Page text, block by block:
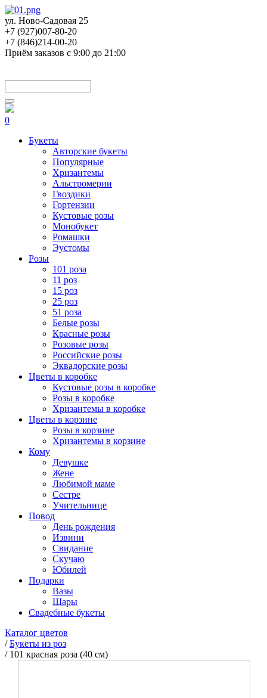
ул. Ново-Садовая 25
+7 (927)007-80-20
+7 (846)214-00-20
Приём заказов с 9:00 до 21:00
0
Букеты
Авторские букеты
Популярные
Хризантемы
Альстромерии
Гвоздики
Гортензии
Кустовые розы
Монобукет
Ромашки
Эустомы
Розы
101 роза
11 роз
15 роз
25 роз
51 роза
Белые розы
Красные розы
Розовые розы
Российские розы
Эквадорские розы
Цветы в коробке
Кустовые розы в коробке
Розы в коробке
Хризантемы в коробке
Цветы в корзине
Розы в корзине
Хризантемы в корзине
Кому
Девушке
Жене
Любимой маме
Сестре
Учительнице
Повод
День рождения
Извини
Свидание
Скучаю
Юбилей
Подарки
Вазы
Шары
Свадебные букеты
Каталог цветов
/Букеты из роз
/ 101 красная роза (40 см)